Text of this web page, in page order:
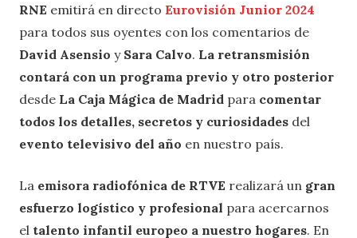
RNE emitirá en directo Eurovisión Junior 2024
para todos sus oyentes con los comentarios de
David Asensio ySara Calvo. La retransmisión
contará con un programa previo y otro posterior
desde La Caja Mágica de Madrid para comentar
todos los detalles, secretos y curiosidades del
evento televisivo del año en nuestro país.
La emisora radiofónica de RTVE realizará un gran
esfuerzo logístico y profesional para acercarnos
el talento infantil europeo a nuestro hogares. En